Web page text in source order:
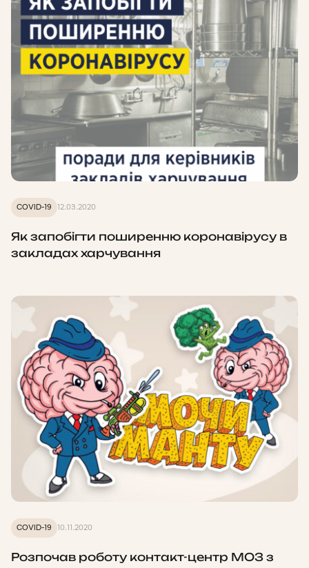
COVID-19 12.03.2020
Як запобігти поширенню коронавірусу в
закладах харчування
COVID-19 10.11.2020
Розпочав роботу контакт-центр МОЗ з